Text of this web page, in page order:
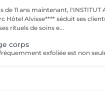
de 11 ans maintenant, l'INSTITUT
Hôtel Alvisse**** séduit ses
rituels de soins e...
corps